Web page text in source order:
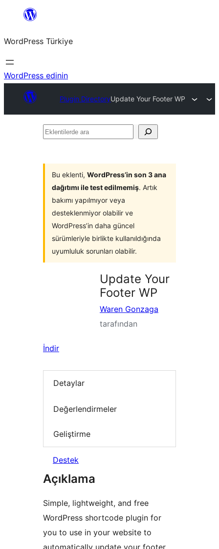
İçeriğe
WordPress Türkiye
WordPress edinin
Plugin DirectoryUpdate Your Footer WP
Eklentilerde
Bu eklenti, WordPress’in son 3 ana
dağıtımı ile test edilmemiş. Artık
bakımı yapılmıyor veya
desteklenmiyor olabilir ve
WordPress’in daha güncel
sürümleriyle birlikte kullanıldığında
uyumluluk sorunları olabilir.
Update Your
Footer WP
Waren Gonzaga
tarafından
İndir
Detaylar
Değerlendirmeler
Geliştirme
Destek
Açıklama
Simple, lightweight, and free
WordPress shortcode plugin for
you to use in your website to
automatically update your footer